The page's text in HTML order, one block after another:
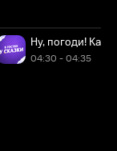
Ну, погоди!
04:30 - 04:35